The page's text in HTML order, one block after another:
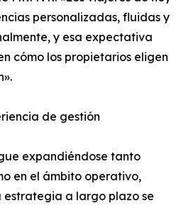
personalizadas, fluidas y
y esa expectativa
cómo los propietarios eligen
de gestión
expandiéndose tanto
en el ámbito operativo,
estrategia a largo plazo se